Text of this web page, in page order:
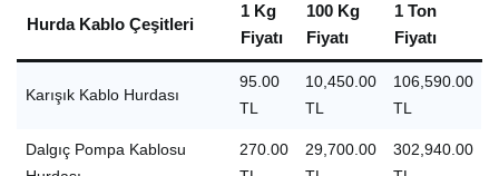
Hurda Kablo Çeşitleri
1 Kg
Fiyatı
100 Kg
Fiyatı
1 Ton
Fiyatı
Karışık Kablo Hurdası
95.00
TL
10,450.00
TL
106,590.00
TL
Dalgıç Pompa Kablosu
270.00
29,700.00
302,940.00